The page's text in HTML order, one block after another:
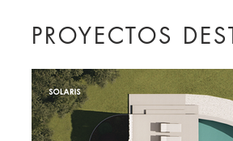
PROYECTOS